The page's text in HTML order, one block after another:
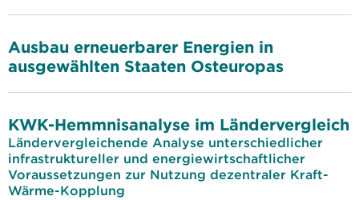
Ausbau erneuerbarer Energien in
ausgewählten Staaten Osteuropas
KWK-Hemmnisanalyse im Ländervergleich
Ländervergleichende Analyse unterschiedlicher
infrastruktureller und energiewirtschaftlicher
Voraussetzungen zur Nutzung dezentraler Kraft-
Wärme-Kopplung